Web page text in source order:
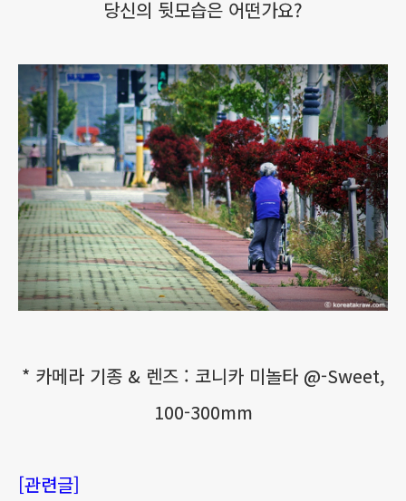
당신의 뒷모습은 어떤가요?
* 카메라 기종 & 렌즈 : 코니카 미놀타 @-Sweet,
100-300mm
[관련글]